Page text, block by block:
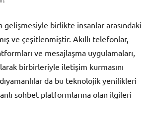
gelişmesiyle birlikte insanlar arasındaki
ve çeşitlenmiştir. Akıllı telefonlar,
ve mesajlaşma uygulamaları,
birbirleriyle iletişim kurmasını
da bu teknolojik yenilikleri
sohbet platformlarına olan ilgileri